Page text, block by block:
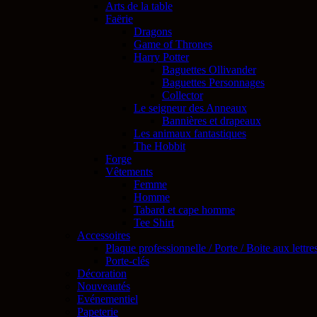
Arts de la table
Faërie
Dragons
Game of Thrones
Harry Potter
Baguettes Ollivander
Baguettes Personnages
Collector
Le seigneur des Anneaux
Bannières et drapeaux
Les animaux fantastiques
The Hobbit
Forge
Vêtements
Femme
Homme
Tabard et cape homme
Tee Shirt
Accessoires
Plaque professionnelle / Porte / Boite aux
Porte-clés
Décoration
Nouveautés
Evénementiel
Papeterie